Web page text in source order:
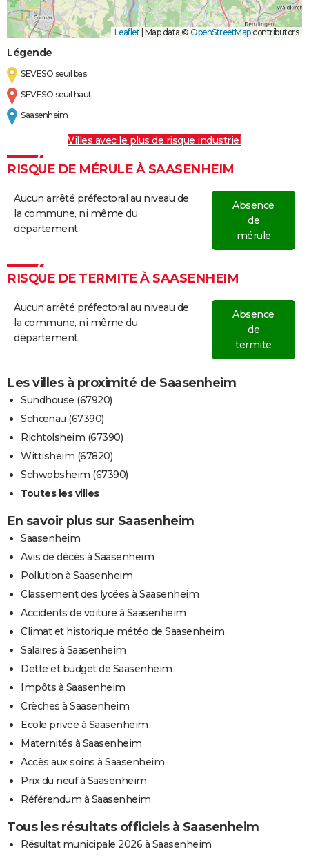
Leaflet Map data © OpenStreetMapcontributors
Légende
SEVESO seuil bas
SEVESO seuil haut
Saasenheim
Villes avec le plus de risque industriel
RISQUE DE MÉRULE À SAASENHEIM
Aucun arrêté préfectoral au niveau de
la commune, ni même du
département.
Absence
de
mérule
RISQUE DE TERMITE À SAASENHEIM
Aucun arrêté préfectoral au niveau de
la commune, ni même du
département.
Absence
de
termite
Les villes à proximité de Saasenheim
Sundhouse (67920)
Schœnau (67390)
Richtolsheim (67390)
Wittisheim (67820)
Schwobsheim (67390)
Toutes les villes
En savoir plus sur Saasenheim
Saasenheim
Avis de décès à Saasenheim
Pollution à Saasenheim
Classement des lycées à Saasenheim
Accidents de voiture à Saasenheim
Climat et historique météo de Saasenheim
Salaires à Saasenheim
Dette et budget de Saasenheim
Impôts à Saasenheim
Crèches à Saasenheim
Ecole privée à Saasenheim
Maternités à Saasenheim
Accès aux soins à Saasenheim
Prix du neuf à Saasenheim
Référendum à Saasenheim
Tous les résultats officiels à Saasenheim
Résultat municipale 2026 à Saasenheim